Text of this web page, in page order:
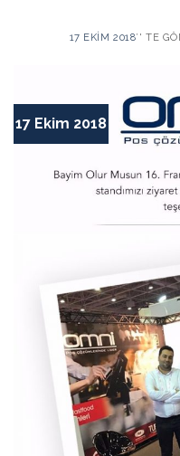
17 EKIM 2018’' TE
17 Ekim 2018